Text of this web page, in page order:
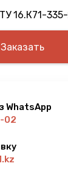
16.К71-
Заказать
WhatsApp
02